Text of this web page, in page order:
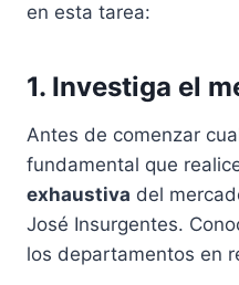
en esta tarea:
1. Investiga el
Antes de comenzar
fundamental que
exhaustiva del
José Insurgentes.
los departamentos en